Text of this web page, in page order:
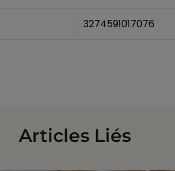
3274591017076
Articles Liés